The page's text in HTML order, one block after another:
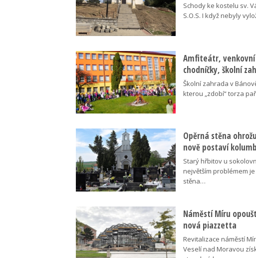
Schody ke kostelu sv.
S.O.S. I když nebyly
Amfiteátr, venkovní
chodníčky, školní
Školní zahrada v
kterou „zdobí“ torza
Opěrná stěna
nově postaví
Starý hřbitov u
největším problémem
stěna…
Náměstí Míru
nová piazzetta
Revitalizace náměstí
Veselí nad Moravou